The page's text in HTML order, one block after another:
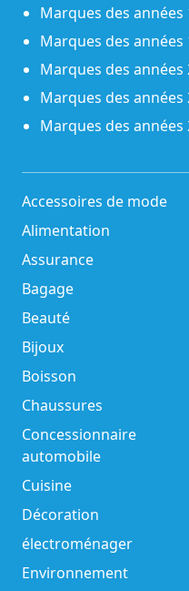
Marques des années
Marques des années
Marques des années
Marques des années
Marques des années
Accessoires de mode
Alimentation
Assurance
Bagage
Beauté
Bijoux
Boisson
Chaussures
Concessionnaire
automobile
Cuisine
Décoration
électroménager
Environnement